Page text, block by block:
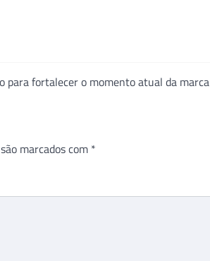
para fortalecer o momento atual da marca
marcados com *